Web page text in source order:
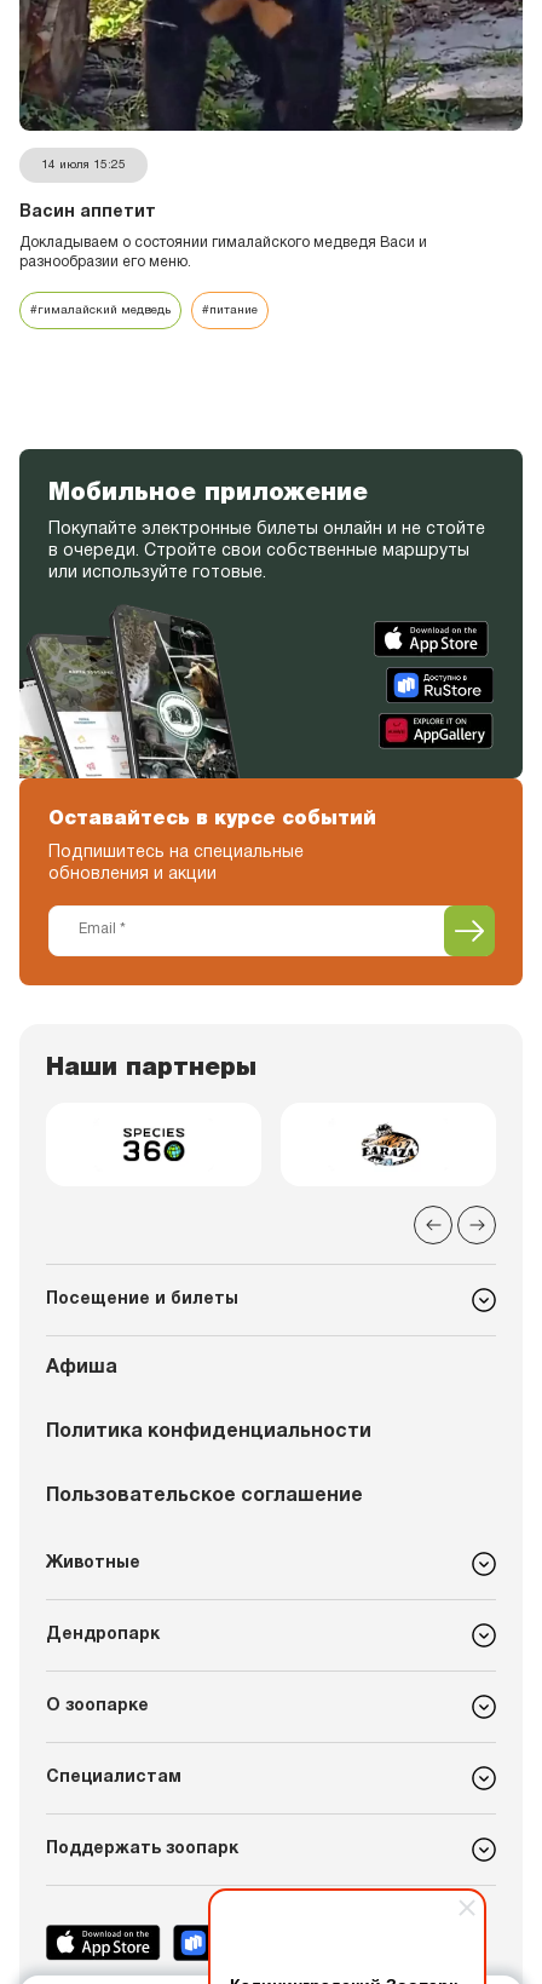
14 июля 15:25
Васин аппетит
Докладываем о состоянии гималайского медведя Васи и
разнообразии его меню.
#гималайский медведь #питание
Мобильное приложение
Покупайте электронные билеты онлайн и не стойте
в очереди. Стройте свои собственные маршруты
или используйте готовые.
Оставайтесь в курсе событий
Подпишитесь на специальные
обновления и акции
Наши партнеры
Посещение и билеты
Афиша
Политика конфиденциальности
Пользовательское соглашение
Животные
Дендропарк
О зоопарке
Специалистам
Поддержать зоопарк